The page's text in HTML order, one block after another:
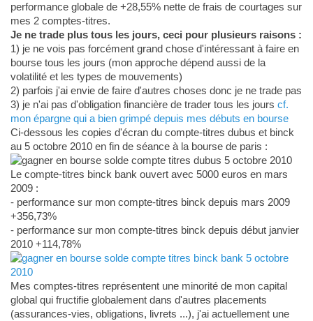
performance globale de +28,55% nette de frais de courtages sur
mes 2 comptes-titres.
Je ne trade plus tous les jours, ceci pour plusieurs raisons :
1) je ne vois pas forcément grand chose d'intéressant à faire en
bourse tous les jours (mon approche dépend aussi de la
volatilité et les types de mouvements)
2) parfois j'ai envie de faire d'autres choses donc je ne trade pas
3) je n'ai pas d'obligation financière de trader tous les jours cf.
mon épargne qui a bien grimpé depuis mes débuts en bourse
Ci-dessous les copies d'écran du compte-titres dubus et binck
au 5 octobre 2010 en fin de séance à la bourse de paris :
Le compte-titres binck bank ouvert avec 5000 euros en mars
2009 :
- performance sur mon compte-titres binck depuis mars 2009
+356,73%
- performance sur mon compte-titres binck depuis début janvier
2010 +114,78%
Mes comptes-titres représentent une minorité de mon capital
global qui fructifie globalement dans d'autres placements
(assurances-vies, obligations, livrets ...), j'ai actuellement une